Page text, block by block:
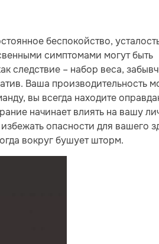
беспокойство,
симптомами могут быть
следствие – набор веса,
Ваша производительность
вы всегда находите
начинает влиять на вашу
опасности для вашего
вокруг бушует шторм.